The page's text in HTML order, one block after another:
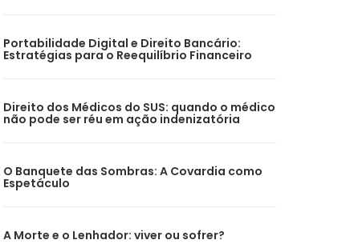
Portabilidade Digital e Direito Bancário:
Estratégias para o Reequilíbrio Financeiro
Direito dos Médicos do SUS: quando o médico
não pode ser réu em ação indenizatória
O Banquete das Sombras: A Covardia como
Espetáculo
A Morte e o Lenhador: viver ou sofrer?